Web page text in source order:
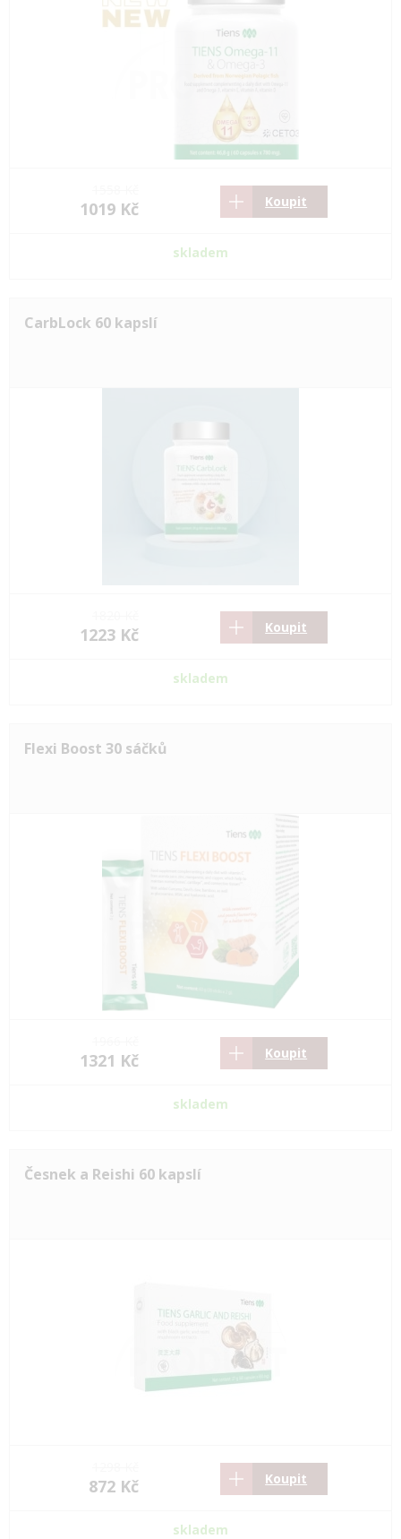
1019 Kč Koupit
skladem
CarbLock 60 kapslí
1223 Kč Koupit
skladem
Flexi Boost 30 sáčků
1321 Kč Koupit
skladem
Česnek a Reishi 60 kapslí
872 Kč Koupit
skladem